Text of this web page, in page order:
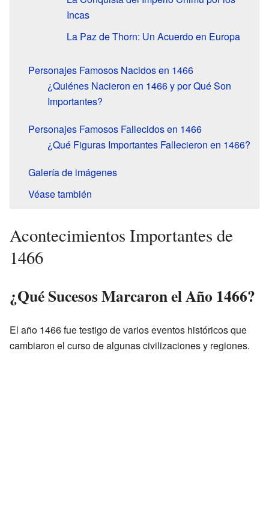
Incas
La Paz de Thorn: Un Acuerdo en Europa
Personajes Famosos Nacidos en 1466
¿Quiénes Nacieron en 1466 y por Qué Son
Importantes?
Personajes Famosos Fallecidos en 1466
¿Qué Figuras Importantes Fallecieron en 1466?
Galería de imágenes
Véase también
Acontecimientos Importantes de
1466
¿Qué Sucesos Marcaron el Año 1466?
El año 1466 fue testigo de varios eventos históricos que
cambiaron el curso de algunas civilizaciones y regiones.